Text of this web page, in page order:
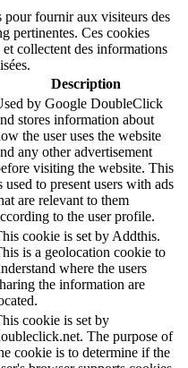
fournir aux visiteurs des
pertinentes. Ces cookies
collectent des informations
Description
by Google DoubleClick
stores information about
the user uses the website
any other advertisement
visiting the website. This
used to present users with ads
are relevant to them
to the user profile.
cookie is set by Addthis.
is a geolocation cookie to
where the users
the information are
cookie is set by
The purpose of
cookie is to determine if the